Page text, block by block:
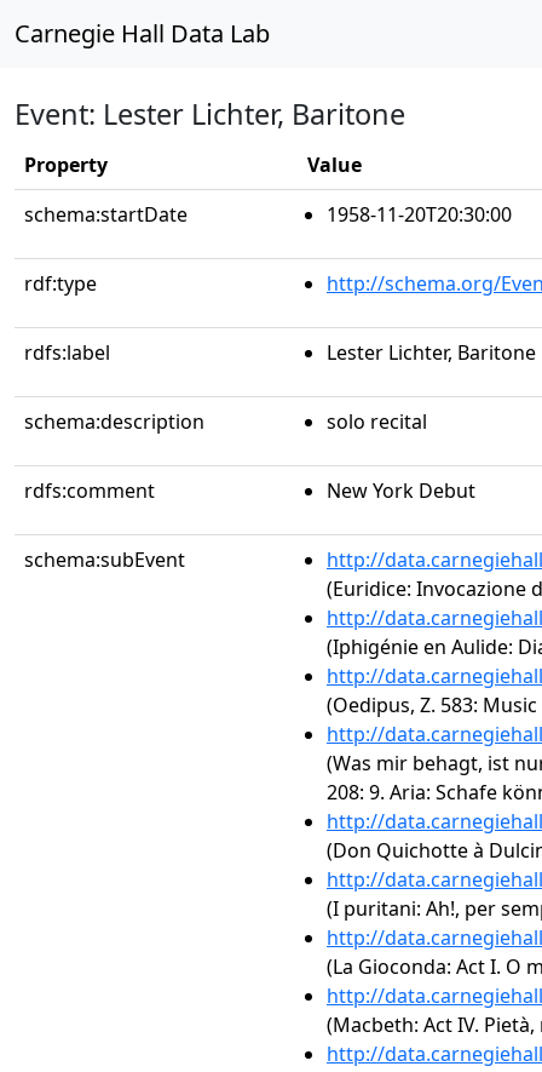
Carnegie Hall Data Lab
Event: Lester Lichter, Baritone
Property
Value
schema:startDate
1958-11-20T20:30:00
rdf:type http://schema.org/
rdfs:label Lester Lichter, Baritone
schema:description solo recital
rdfs:comment New York Debut
schema:subEvent
http://
(Euridice: Invocazione
http://
(Iphigénie en Aulide:
http://
(Oedipus, Z. 583:
http://
(Was mir behagt, ist
208: 9. Aria: Schafe
http://
(Don Quichotte à
http://
(I puritani: Ah!, per
http://
(La Gioconda: Act I. O
http://
(Macbeth: Act IV.
http://